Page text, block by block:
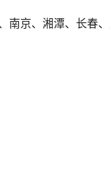
南京、湘潭、长春